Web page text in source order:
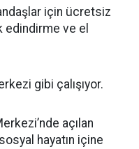
için ücretsiz
edindirme ve el
gibi çalışıyor.
açılan
hayatın içine